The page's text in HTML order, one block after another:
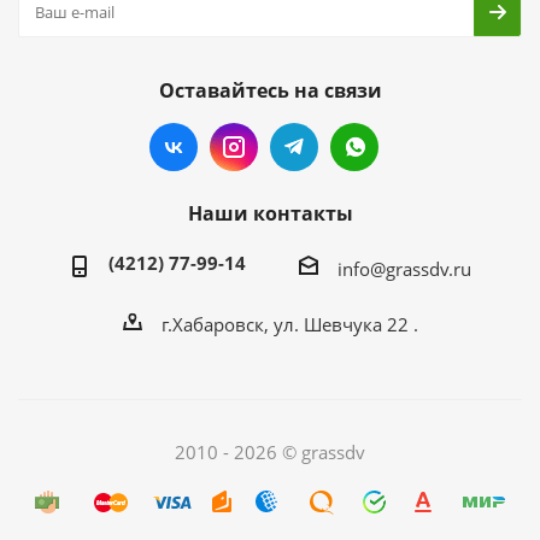
Оставайтесь на связи
Наши контакты
(4212) 77-99-14 info@grassdv.ru
г.Хабаровск, ул. Шевчука 22 .
2010 - 2026 © grassdv